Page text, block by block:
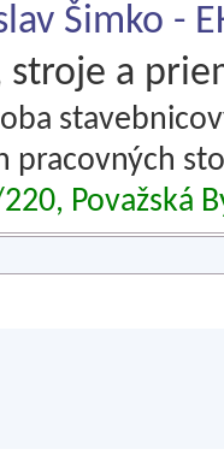
Šimko -
stroje a
pracovných
Považská